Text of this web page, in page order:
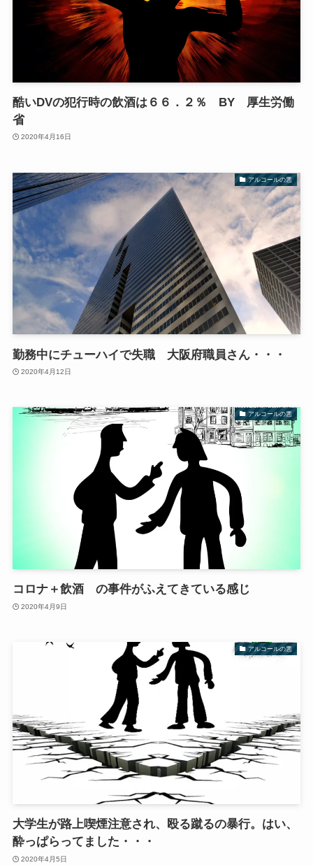
酷いDVの犯行時の飲酒は６６．２％ BY 厚生労働
省
2020年4月16日
アルコールの悪
勤務中にチューハイで失職 大阪府職員さん・・・
2020年4月12日
アルコールの悪
コロナ＋飲酒 の事件がふえてきている感じ
2020年4月9日
アルコールの悪
大学生が路上喫煙注意され、殴る蹴るの暴行。はい、
酔っぱらってました・・・
2020年4月5日